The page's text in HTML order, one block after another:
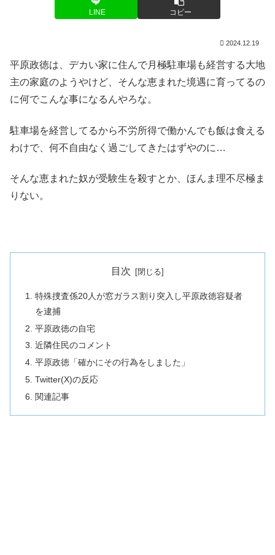
LINE コピー
2024.12.19
平原政徳は、デカい家に住んで月極駐車場も経営する大地
主の家庭のようやけど、そんな恵まれた境遇に育ってるの
に何でこんな事になるんやろな。
駐車場を経営してるから不労所得で働かんでも飯は食える
わけで、何不自由なく過ごしてきたはずやのに…
そんな恵まれた奴が受験生を殺すとか、ほんま理不尽極ま
りない。
目次
特殊捜査係20人が窓ガラス割り突入し平原政徳容疑者
を逮捕
平原政徳の自宅
近隣住民のコメント
平原政徳「確かにその行為をしました」
Twitter(X)の反応
関連記事